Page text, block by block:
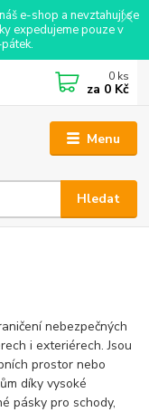
e-shop a nevztahují se
expedujeme pouze v
Menu
Hledat
0 ks
za 0 Kč
nebezpečných
i exteriérech. Jsou
prostor nebo
díky vysoké
pásky pro schody,